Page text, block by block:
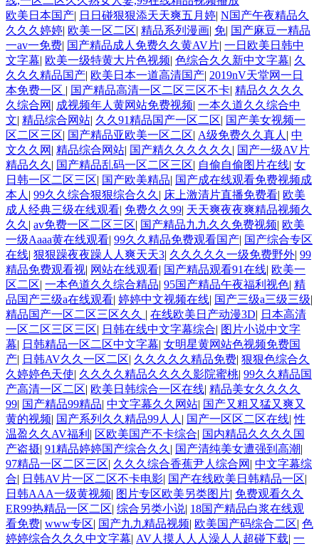
欧美日本国产| 日日碰狠狠添天天爽五月婷| N国产午夜精品久
久久久婷婷| 欧美一区二区| 精品系列漫画| 免| 国产麻豆一精品
一av一免费| 国产精品成人免费久久黄AV片| 一日欧美日韩中
文字幕| 欧美一级特黄大片色视频| 色综合久久新中文字幕| 久
久久久精品国产| 欧美日本一道高清国产| 2019nV天堂网一日
本免费一区 | 国产精品高清一区二区三区不卡| 精品久久久久
久综合网 | 成视频年人黄网站免费视频| 一本久道久久综合中
文| 精品综合网站| 久久91精品国产一区二区| 国产美女视频一
区二区三区| 国产精品亚欧美一区二区| A级免费久久真人 | 中
文久久网 | 精品综合网站| 国产精久久久久久久 | 国产一级AV片
精品久久 | 国产精品乱码一区二区三区| 自偷自偷图片在线| 女
日韩一区二区三区| 国产欧美精品| 国产成在线观看免费视频成
本人 | 99久久综合狠狠综合久久 | 床上激清片直播免费看| 欧美
成人经典三级在线观看| 免费久久99| 天天爽夜夜爽精品视频久
久久 | av免费一区二区三区| 国产精品九九久久免费视频| 欧美
一级Aaaa黄在线观看| 99久久精品免费观看国产| 国产综合专区
在线| 狠狠躁夜夜躁人人爽天天3| 久久久久久一级免费野外| 99
精品免费观看视| 网站在线观看| 国产精品观看91在线| 欧美一
区二区| 一本色道久久综合精品| 95国产精品午夜福利视色| 精
品国产三级a在线观看| 婷婷中文视频在线| 国产三级a三级三级|
精品国产一区二区三区久久 | 在线欧美日产动漫3D| 日本高清
一区二区三区三区| 日韩在线中文字幕综合| 图片小说中文字
幕| 日韩精品一区二区中文字幕| 女明星黄网站色视频免费国
产| 日韩AV久久一区二区| 久久久久久精品免费| 狠狠色综合久
久婷婷色天使| 久久久久精品久久久久影院蜜桃| 99久久精品国
产高清一区二区| 欧美日韩综合一区在线| 精品美女久久久久
99| 国产精品99精品| 中文字幕久久网站| 国产又粗又猛又爽又
黄的视频| 国产系列久久精品99人人 | 国产一区区二区在线|性
温盈久久AV福利 | 区欧美国产不卡综合| 国内精品久久久久国
产盗摄| 91精品婷婷国产综合久久 | 国产清纯美女遭强到高潮|
97精品一区二区三区| 久久久综合香蕉尹人综合网 | 中文字幕综
合| 日韩AV片一区二区不卡电影| 国产在线欧美日韩精品一区|
日韩AAA一级黄视频| 图片专区欧美另类图片| 免费观看久久
ER99热精品一区二区| 综合另类小说| 18国产精品白浆在线观
看免费| www专区| 国产九九精品视频| 欧美国产码综合二区| 色
婷婷综合久久久中文字幕| AV人摸人人人澡人人超碰下载| 一